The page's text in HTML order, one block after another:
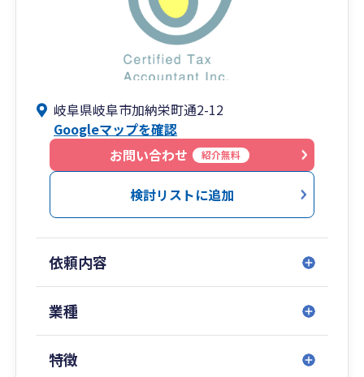
岐阜県岐阜市加納栄町通2-12
Googleマップを確認
お問い合わせ
紹介無料
検討リストに追加
依頼内容
業種
特徴